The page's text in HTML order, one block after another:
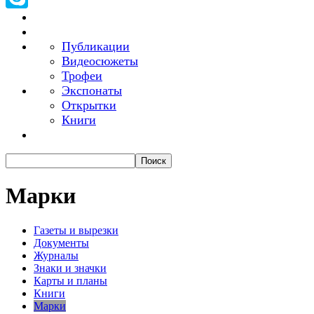
Публикации
Видеосюжеты
Трофеи
Экспонаты
Открытки
Книги
Марки
Газеты и вырезки
Документы
Журналы
Знаки и значки
Карты и планы
Книги
Марки
Skype